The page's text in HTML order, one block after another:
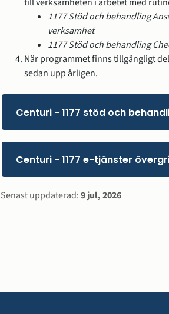
1177 Stöd och behandling
verksamhet
1177 Stöd och behandling
När programmet finns tillgängligt
sedan upp årligen.
Centuri - 1177 stöd och
Centuri - 1177 e-tjänster
Sidinformation
Senast uppdaterad:9 jul, 2026